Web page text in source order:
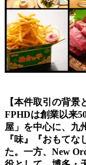
【本件取引の背景
FPHDは創業以来
屋」を中心に、九
『味』『おもて
た。一方、New